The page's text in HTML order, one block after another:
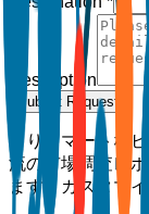
Description
Submit Request
よりスマートな
流の市場調査レ
ます。カスタマ